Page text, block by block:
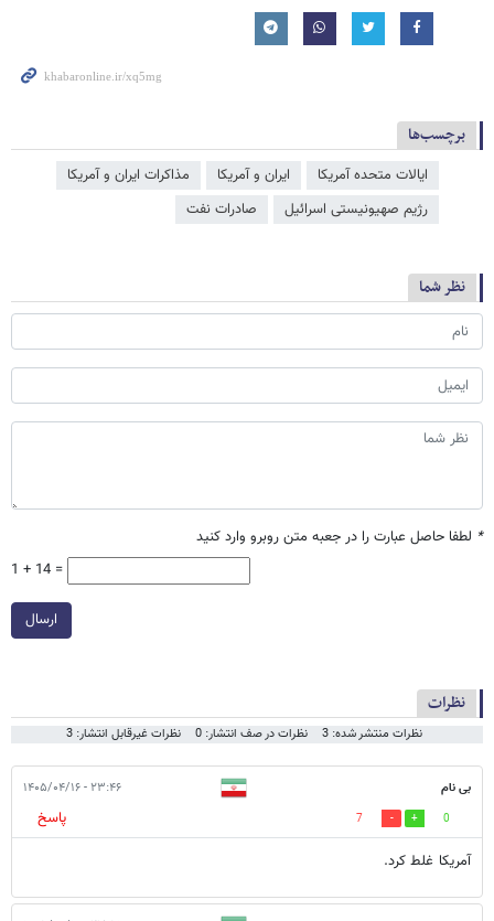
برچسب‌ها
ایالات متحده آمریکا ایران و آمریکا
مذاکرات ایران و آمریکا
رژیم صهیونیستی اسرائیل
صادرات نفت
نظر شما
* لطفا حاصل عبارت را در جعبه متن روبرو وارد کنید
1 + 14 =
ارسال
نظرات
نظرات منتشر شده: 3 نظرات در صف انتشار: 0 نظرات غیرقابل انتشار: 3
بی نام ۲۳:۴۶ - ۱۴۰۵/۰۴/۱۶
0
7
پاسخ
آمریکا غلط کرد.